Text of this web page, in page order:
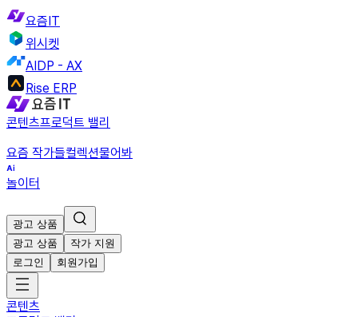
요즘IT
위시켓
AIDP - AX
Rise ERP
콘텐츠프로덕트 밸리
요즘 작가들컬렉션물어봐
놀이터
광고 상품
광고 상품
작가 지원
로그인
회원가입
콘텐츠